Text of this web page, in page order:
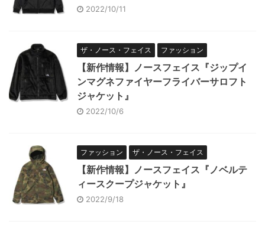
2022/10/11
ザ・ノース・フェイス ファッション
【新作情報】ノースフェイス『ジップイ
ンマグネファイヤーフライバーサロフト
ジャケット』
2022/10/6
ファッション ザ・ノース・フェイス
【新作情報】ノースフェイス『ノベルテ
ィースクープジャケット』
2022/9/18